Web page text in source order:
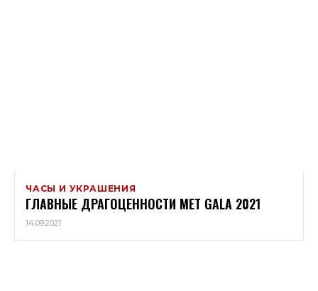
ЧАСЫ И УКРАШЕНИЯ
ГЛАВНЫЕ ДРАГОЦЕННОСТИ MET GALA 2021
14.09.2021